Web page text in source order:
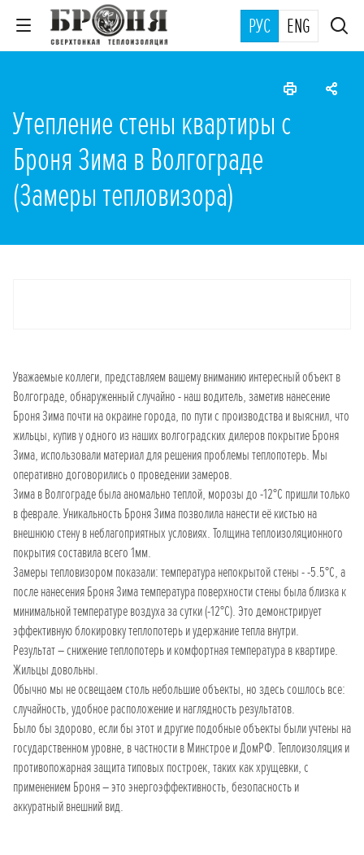
РУС ENG
Утепление стены квартиры с
Броня Зима в Волгограде
(Замеры тепловизора)
Уважаемые коллеги, представляем вашему вниманию интересный объект в
Волгограде, обнаруженный случайно - наш водитель, заметив нанесение
Броня Зима почти на окраине города, по пути с производства и выяснил, что
жильцы, купив у одного из наших волгоградских дилеров покрытие Броня
Зима, использовали материал для решения проблемы теплопотерь. Мы
оперативно договорились о проведении замеров.
Зима в Волгограде была аномально теплой, морозы до -12°С пришли только
в феврале. Уникальность Броня Зима позволила нанести её кистью на
внешнюю стену в неблагоприятных условиях. Толщина теплоизоляционного
покрытия составила всего 1мм.
Замеры тепловизором показали: температура непокрытой стены - -5.5°С, а
после нанесения Броня Зима температура поверхности стены была близка к
минимальной температуре воздуха за сутки (-12°С). Это демонстрирует
эффективную блокировку теплопотерь и удержание тепла внутри.
Результат – снижение теплопотерь и комфортная температура в квартире.
Жильцы довольны.
Обычно мы не освещаем столь небольшие объекты, но здесь сошлось все:
случайность, удобное расположение и наглядность результатов.
Было бы здорово, если бы этот и другие подобные объекты были учтены на
государственном уровне, в частности в Минстрое и ДомРФ. Теплоизоляция и
противопожарная защита типовых построек, таких как хрущевки, с
применением Броня – это энергоэффективность, безопасность и
аккуратный внешний вид.